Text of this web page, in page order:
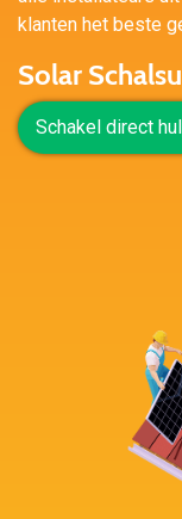
klanten het beste
Solar
Schakel direct